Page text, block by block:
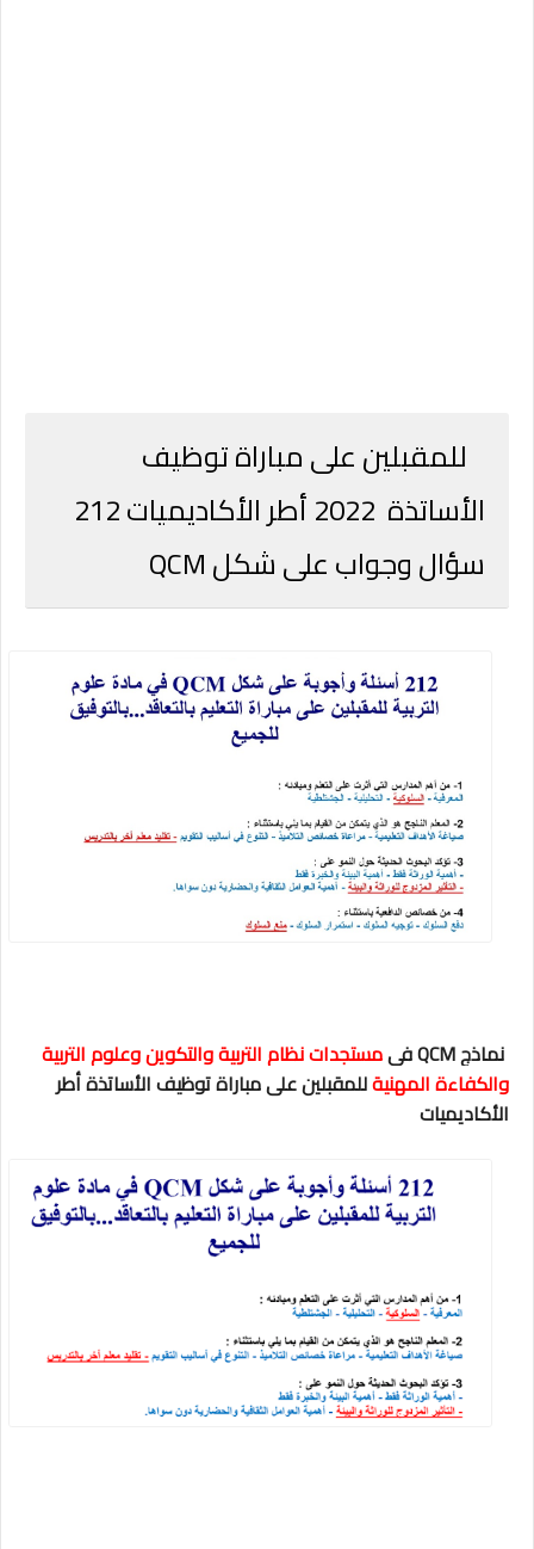
للمقبلين على مباراة توظيف
الأساتذة 2022 أطر الأكاديميات 212
سؤال وجواب على شكل QCM
نماذج QCM في
مستجدات نظام التربية والتكوين وعلوم التربية
والكفاءة المهنيةللمقبلين على مباراة توظيف الأساتذة أطر
الأكاديميات